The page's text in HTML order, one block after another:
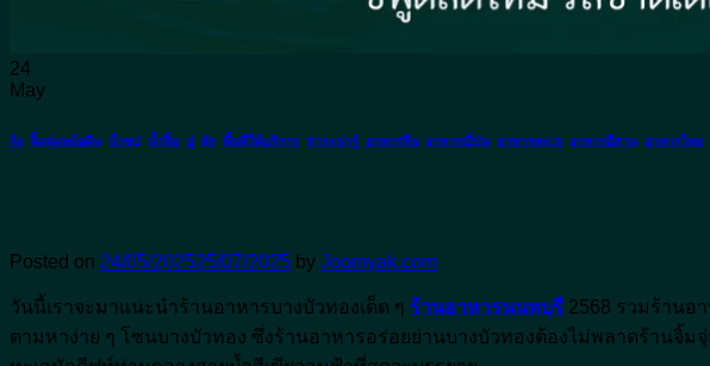
24
May
กุ้ง จิ้มจุ่มหม้อดิน, น้ําซุป น้ำจิ้ม ปู ผัก พื้นที่ให้บริการ สาระน่ารู้ อาหารจีน, อาหารญี่ปุ่น, อาหารทะเล อาหารอีสาน, อาหารไทย
Posted on 24/05/202525/07/2025 by Joomyak.com
วันนี้เราจะมาแนะนำร้านอาหารบางบัวทองเด็ด ๆ ร้านอาหารนนทบุรี 2568 รวมร้านอ
ตามหาง่าย ๆ โซนบางบัวทอง ซึ่งร้านอาหารอร่อยย่านบางบัวทองต้องไม่พลาดร้าน